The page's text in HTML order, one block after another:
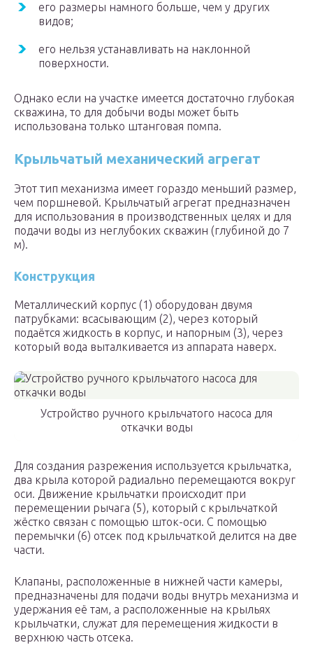
его размеры намного больше, чем у других
видов;
его нельзя устанавливать на наклонной
поверхности.
Однако если на участке имеется достаточно глубокая
скважина, то для добычи воды может быть
использована только штанговая помпа.
Крыльчатый механический агрегат
Этот тип механизма имеет гораздо меньший размер,
чем поршневой. Крыльчатый агрегат предназначен
для использования в производственных целях и для
подачи воды из неглубоких скважин (глубиной до 7
м).
Конструкция
Металлический корпус (1) оборудован двумя
патрубками: всасывающим (2), через который
подаётся жидкость в корпус, и напорным (3), через
который вода выталкивается из аппарата наверх.
Устройство ручного крыльчатого насоса для
откачки воды
Для создания разрежения используется крыльчатка,
два крыла которой радиально перемещаются вокруг
оси. Движение крыльчатки происходит при
перемещении рычага (5), который с крыльчаткой
жёстко связан с помощью шток-оси. С помощью
перемычки (6) отсек под крыльчаткой делится на две
части.
Клапаны, расположенные в нижней части камеры,
предназначены для подачи воды внутрь механизма и
удержания её там, а расположенные на крыльях
крыльчатки, служат для перемещения жидкости в
верхнюю часть отсека.